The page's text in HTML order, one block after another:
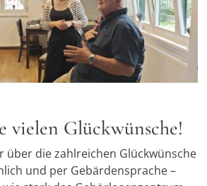
vielen Glückwünsche!
über die zahlreichen Glückwünsche
und per Gebärdensprache –